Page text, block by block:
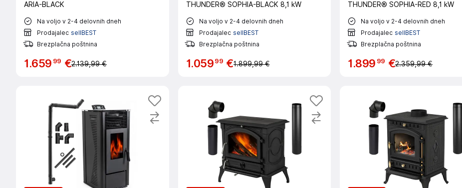
ARIA-BLACK
Na voljo v 2-4 delovnih dneh
Prodajalec sellBEST
Brezplačna poštnina
1.659 99 €2.139,99 €
THUNDER® SOPHIA-BLACK 8,1 kW
Na voljo v 2-4 delovnih dneh
Prodajalec sellBEST
Brezplačna poštnina
1.05999 €1.899,99 €
THUNDER® SOPHIA-RED 8,1 kW
Na voljo v 2-4 delovnih dneh
Prodajalec sellBEST
Brezplačna poštnina
1.899 99 €2.359,99 €